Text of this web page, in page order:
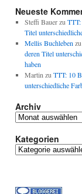
Neueste
Steffi Bauerzu TTT:
Titel
Mellis Buchleben zu
deren Titel
haben
Martin zu TTT: 10
unterschiedliche
Archiv
Archiv
Kategorien
Kategorien